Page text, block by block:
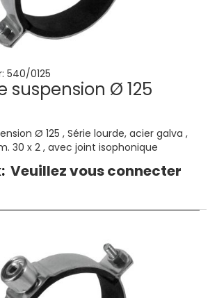
540/0125
suspension Ø 125
Ø 125 , Série lourde, acier galva ,
30 x 2 , avec joint isophonique
Veuillez vous connecter